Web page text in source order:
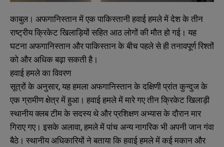
काबुल। अफगानिस्तान में एक पाकिस्तानी हवाई हमले में देश के तीन
राष्ट्रीय क्रिकेट खिलाड़ियों सहित आठ लोगों की मौत हो गई। यह
घटना अफगानिस्तान और पाकिस्तान के बीच पहले से ही तनावपूर्ण रिश्तों
को और अधिक बढ़ा सकती है।
हवाई हमले का विवरण
सूत्रों के अनुसार, यह हमला अफगानिस्तान के दक्षिणी प्रांत कुन्दुज के
एक ग्रामीण क्षेत्र में हुआ। हवाई हमले में मारे गए तीन क्रिकेट खिलाड़ी
स्थानीय क्लब टीम के सदस्य थे और प्रशिक्षण अभ्यास के दौरान मार
गिराए गए। इसके अलावा, हमले में पांच अन्य नागरिक भी अपनी जान गंवा
बैठे। स्थानीय अधिकारियों ने बताया कि हवाई हमले में कई मकान और